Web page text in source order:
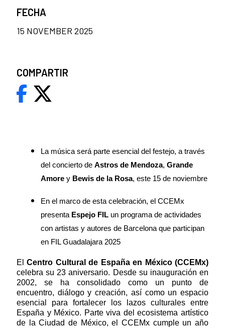
La música será parte esencial del festejo, a través
del concierto de Astros de Mendoza, Grande
Amore y Bewis de la Rosa, este 15 de noviembre
En el marco de esta celebración, el CCEMx
presenta Espejo FIL un programa de actividades
con artistas y autores de Barcelona que participan
en FIL Guadalajara 2025
ElCentro Cultural de España en México (CCEMx)
celebra su 23 aniversario. Desde su inauguración en
2002, se ha consolidado como un punto de
encuentro, diálogo y creación, así como un espacio
esencial para fortalecer los lazos culturales entre
España y México. Parte viva del ecosistema artístico
de la Ciudad de México, el CCEMx cumple un año
FECHA
15 NOVEMBER 2025
COMPARTIR